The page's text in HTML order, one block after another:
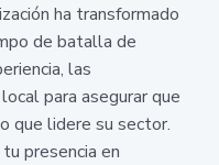
ha transformado
de batalla de
las
para asegurar que
que lidere su sector.
presencia en